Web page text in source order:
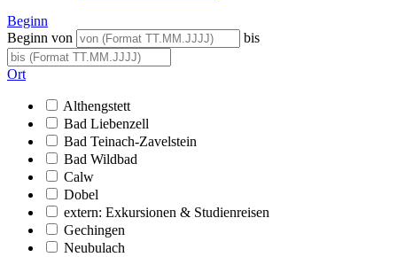
Beginn
Beginn von
bis
Ort
Althengstett
Bad Liebenzell
Bad Teinach-Zavelstein
Bad Wildbad
Calw
Dobel
extern: Exkursionen & Studienreisen
Gechingen
Neubulach